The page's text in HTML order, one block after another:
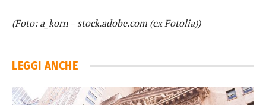
(Foto: a_korn – stock.adobe.com (ex Fotolia))
LEGGI ANCHE